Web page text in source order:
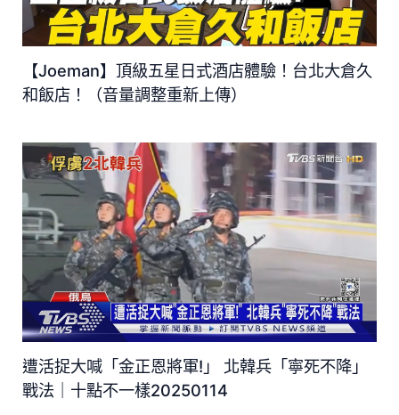
【Joeman】頂級五星日式酒店體驗！台北大倉久
和飯店！（音量調整重新上傳）
遭活捉大喊「金正恩將軍!」 北韓兵「寧死不降」
戰法｜十點不一樣20250114